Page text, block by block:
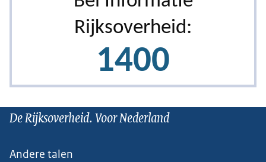
De Rijksoverheid. Voor Nederland
Andere talen